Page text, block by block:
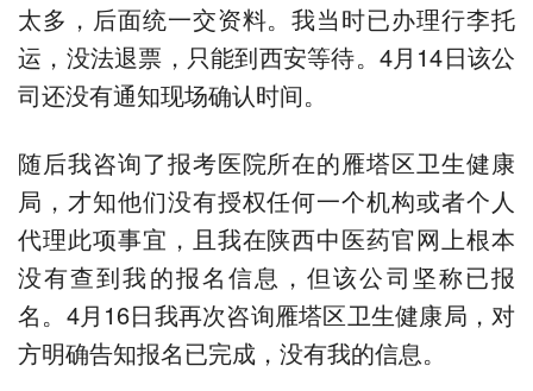
太多，后面统一交资料。我当时已办理行李托
运，没法退票，只能到西安等待。4月14日该公
司还没有通知现场确认时间。
随后我咨询了报考医院所在的雁塔区卫生健康
局，才知他们没有授权任何一个机构或者个人
代理此项事宜，且我在陕西中医药官网上根本
没有查到我的报名信息，但该公司坚称已报
名。4月16日我再次咨询雁塔区卫生健康局，对
方明确告知报名已完成，没有我的信息。